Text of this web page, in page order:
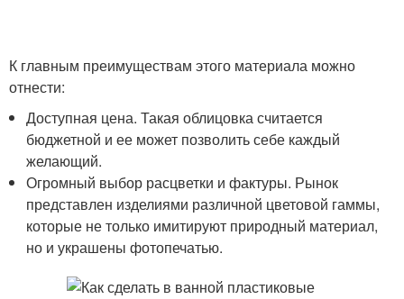
К главным преимуществам этого материала можно
отнести:
Доступная цена. Такая облицовка считается
бюджетной и ее может позволить себе каждый
желающий.
Огромный выбор расцветки и фактуры. Рынок
представлен изделиями различной цветовой гаммы,
которые не только имитируют природный материал,
но и украшены фотопечатью.